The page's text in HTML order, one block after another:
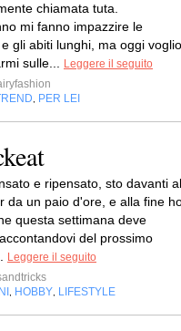
chiamata tuta.
mi fanno impazzire le
gli abiti lunghi, ma oggi voglio
sulle...
Leggere il seguito
PER LEI
e ripensato, sto davanti al
da un paio d'ore, e alla fine
questa settimana deve
del prossimo
Leggere il seguito
HOBBY LIFESTYLE